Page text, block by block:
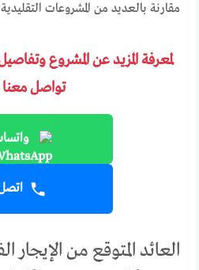
مقارنة بالعديد من المشروعات
لمعرفة المزيد عن المشروع
تواصل معنا